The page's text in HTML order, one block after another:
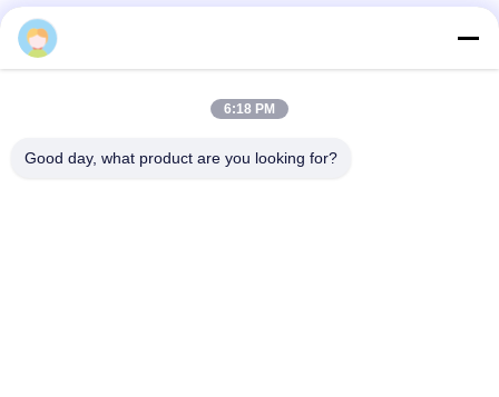
Alle
Militärsperre
6:18 PM
Good day, what product are you looking for?